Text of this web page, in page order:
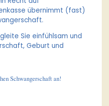
übernimmt (fast)
Sie einfühlsam und
Geburt und
Schwangerschaft an!